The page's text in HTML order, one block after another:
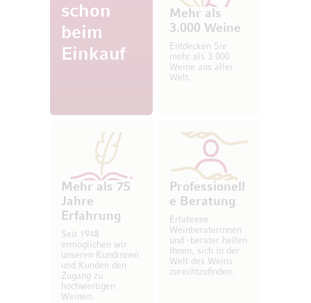
schon
beim
Einkauf
Mehr als
3.000 Weine
Entdecken Sie
mehr als 3.000
Weine aus aller
Welt.
Mehr als 75
Jahre
Erfahrung
Seit 1948
ermöglichen wir
unseren Kundinnen
und Kunden den
Zugang zu
hochwertigen
Weinen.
Professionell
e Beratung
Erfahrene
Weinberaterinnen
und -berater helfen
Ihnen, sich in der
Welt des Weins
zurechtzufinden.